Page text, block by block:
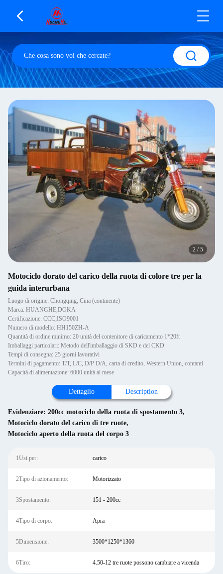
2 /5
Motociclo dorato del carico della ruota di colore tre per la
guida interurbana
Luogo di origine: Chongqing, Cina (continente)
Marca: HUANGHE,DOKA
Certificazione: CCC;ISO9001
Numero di modello: HH150ZH-A
Quantità di ordine minimo: 20 unità del contenitore di caricamento 1*20ft
Imballaggi particolari: Metodo dell'imballaggio di SKD e del CKD
Tempi di consegna: 25 giorni lavorativi
Termini di pagamento: T/T, L/C, D/P D/A, carta di credito, Western Union, contanti
Capacità di alimentazione: 6000 unità al mese
Dettaglio Description
Evidenziare: 200cc motociclo della ruota di spostamento 3,
Motociclo dorato del carico di tre ruote,
Motociclo aperto della ruota del corpo 3
1Usi per: carico
2Tipo di azionamento: Motorizzato
3Spostamento: 151 - 200cc
4Tipo di corpo: Apra
5Dimensione: 3500*1250*1360
6Tiro: 4.50-12 tre ruote possono cambiare a vicenda